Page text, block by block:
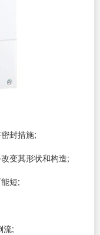
封措施;
变其形状和构造;
短;
流;